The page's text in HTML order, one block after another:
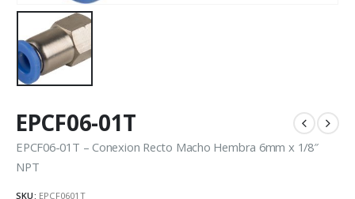
EPCF06-01T
EPCF06-01T – Conexion Recto Macho Hembra 6mm x 1/8″
NPT
SKU: EPCF0601T